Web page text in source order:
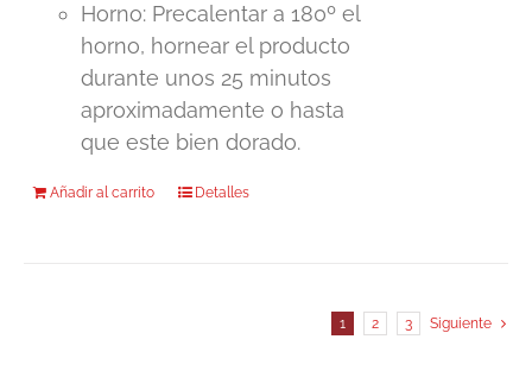
la
página
de
producto
Horno: Precalentar a 180º el
horno, hornear el producto
durante unos 25 minutos
aproximadamente o hasta
que este bien dorado.
Añadir al carrito Detalles
1 2 3 Siguiente